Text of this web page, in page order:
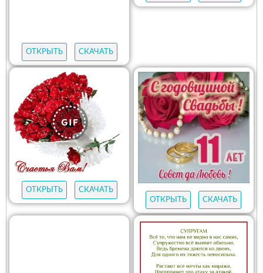
ОТКРЫТЬ СКАЧАТЬ
ОТКРЫТЬ
СКАЧАТЬ
ОТКРЫТЬ
СКАЧАТЬ